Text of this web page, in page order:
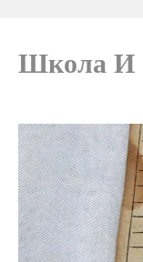
Школа И